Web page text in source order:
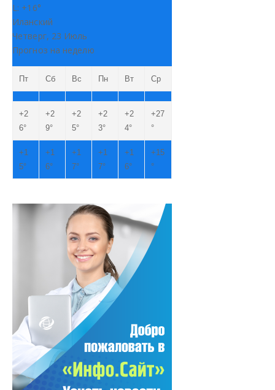
L: +16°
Иланский
Четверг, 23 Июль
Прогноз на неделю
Пт Сб Вс Пн Вт Ср
+2
6°
+2
9°
+2
5°
+2
3°
+2
4°
+27
°
+1
5°
+1
6°
+1
7°
+1
7°
+1
6°
+15
°